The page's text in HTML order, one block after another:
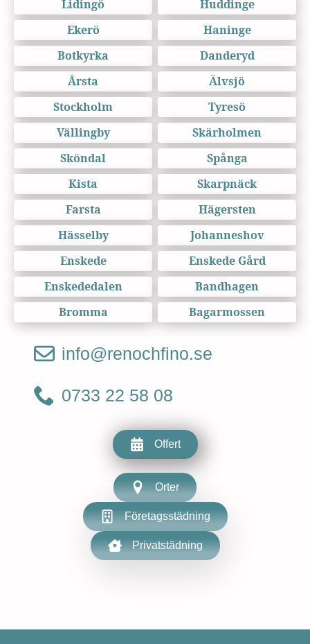
Lidingö
Huddinge
Ekerö
Haninge
Botkyrka
Danderyd
Årsta
Älvsjö
Stockholm
Tyresö
Vällingby
Skärholmen
Sköndal
Spånga
Kista
Skarpnäck
Farsta
Hägersten
Hässelby
Johanneshov
Enskede
Enskede Gård
Enskededalen
Bandhagen
Bromma
Bagarmossen
info@renochfino.se
0733 22 58 08
Offert
Orter
Företagsstädning
Privatstädning